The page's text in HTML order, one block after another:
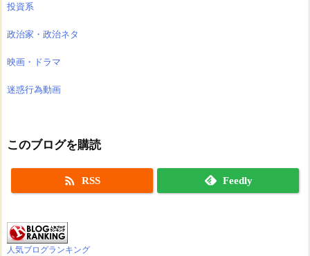
投資系
政治家・政治ネタ
映画・ドラマ
迷惑行為動画
このブログを購読
 RSS Feedly
人気ブログランキング